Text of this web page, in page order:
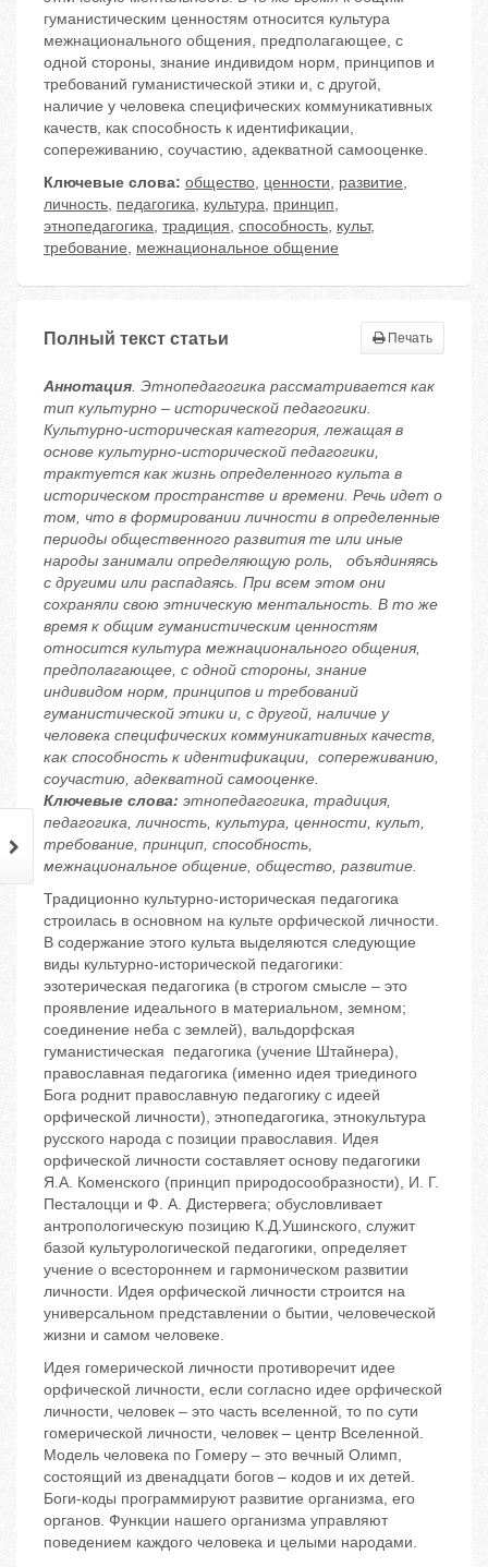
гуманистическим ценностям относится культура
межнационального общения, предполагающее, с
одной стороны, знание индивидом норм, принципов и
требований гуманистической этики и, с другой,
наличие у человека специфических коммуникативных
качеств, как способность к идентификации,
сопереживанию, соучастию, адекватной самооценке.
Ключевые слова: общество, ценности, развитие,
личность, педагогика, культура, принцип,
этнопедагогика, традиция, способность, культ,
требование, межнациональное общение
Полный текст статьи Печать
Аннотация. Этнопедагогика рассматривается как
тип культурно – исторической педагогики.
Культурно-историческая категория, лежащая в
основе культурно-исторической педагогики,
трактуется как жизнь определенного культа в
историческом пространстве и времени. Речь идет о
том, что в формировании личности в определенные
периоды общественного развития те или иные
народы занимали определяющую роль, объядиняясь
с другими или распадаясь. При всем этом они
сохраняли свою этническую ментальность. В то же
время к общим гуманистическим ценностям
относится культура межнационального общения,
предполагающее, с одной стороны, знание
индивидом норм, принципов и требований
гуманистической этики и, с другой, наличие у
человека специфических коммуникативных качеств,
как способность к идентификации, сопереживанию,
соучастию, адекватной самооценке.
Ключевые слова: этнопедагогика, традиция,
педагогика, личность, культура, ценности, культ,
требование, принцип, способность,
межнациональное общение, общество, развитие.
Традиционно культурно-историческая педагогика
строилась в основном на культе орфической личности.
В содержание этого культа выделяются следующие
виды культурно-исторической педагогики:
эзотерическая педагогика (в строгом смысле – это
проявление идеального в материальном, земном;
соединение неба с землей), вальдорфская
гуманистическая педагогика (учение Штайнера),
православная педагогика (именно идея триединого
Бога роднит православную педагогику с идеей
орфической личности), этнопедагогика, этнокультура
русского народа с позиции православия. Идея
орфической личности составляет основу педагогики
Я.А. Коменского (принцип природосообразности), И. Г.
Песталоцци и Ф. А. Дистервега; обусловливает
антропологическую позицию К.Д.Ушинского, служит
базой культурологической педагогики, определяет
учение о всестороннем и гармоническом развитии
личности. Идея орфической личности строится на
универсальном представлении о бытии, человеческой
жизни и самом человеке.
Идея гомерической личности противоречит идее
орфической личности, если согласно идее орфической
личности, человек – это часть вселенной, то по сути
гомерической личности, человек – центр Вселенной.
Модель человека по Гомеру – это вечный Олимп,
состоящий из двенадцати богов – кодов и их детей.
Боги-коды программируют развитие организма, его
органов. Функции нашего организма управляют
поведением каждого человека и целыми народами.